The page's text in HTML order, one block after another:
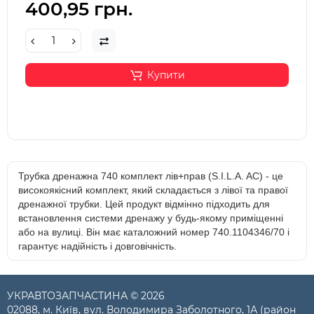
400,95 грн.
Купити
Трубка дренажна 740 комплект лів+прав (S.I.L.A. AC) - це
високоякісний комплект, який складається з лівої та правої
дренажної трубки. Цей продукт відмінно підходить для
встановлення системи дренажу у будь-якому приміщенні
або на вулиці. Він має каталожний номер 740.1104346/70 і
гарантує надійність і довговічність.
УКРАВТОЗАПЧАСТИНА © 2026
02088, м. Київ, вул. Володимира Заболотного, 1А (район